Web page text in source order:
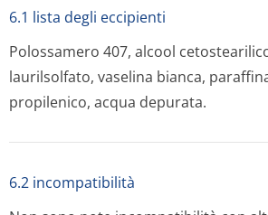
6.1 lista degli eccipienti
Polossamero 407, alcool
laurilsolfato, vaselina bianca,
propilenico, acqua depurata.
6.2 incompatibilità